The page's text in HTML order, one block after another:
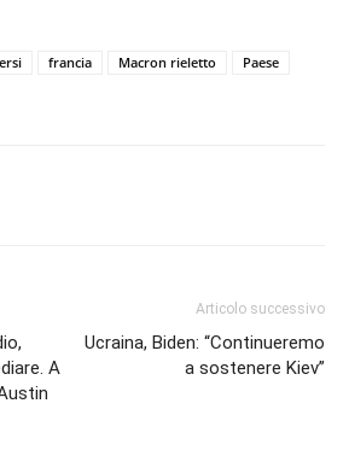
testo
francia Macron rieletto
Paese
A
Articolo successivo
Ucraina, Biden: “Continueremo
a sostenere Kiev”